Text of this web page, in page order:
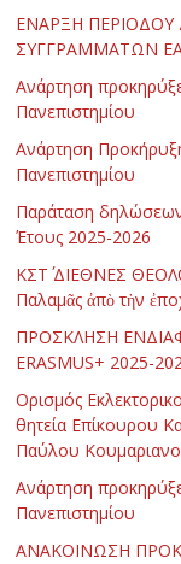
ΕΝΑΡΞΗ
ΣΥΓΓΡΑΜΜΑΤΩΝ
Ανάρτηση
Πανεπιστημίου
Ανάρτηση
Πανεπιστημίου
Παράταση
Έτους 2025-2026
ΚΣΤ΄ ΔΙΕΘΝΕΣ
Παλαμᾶς ἀπὸ τὴν
ΠΡΟΣΚΛΗΣΗ
ERASMUS+ 2025-
Ορισμός
θητεία Επίκουρου
Παύλου
Ανάρτηση
Πανεπιστημίου
ΑΝΑΚΟΙΝΩΣΗ